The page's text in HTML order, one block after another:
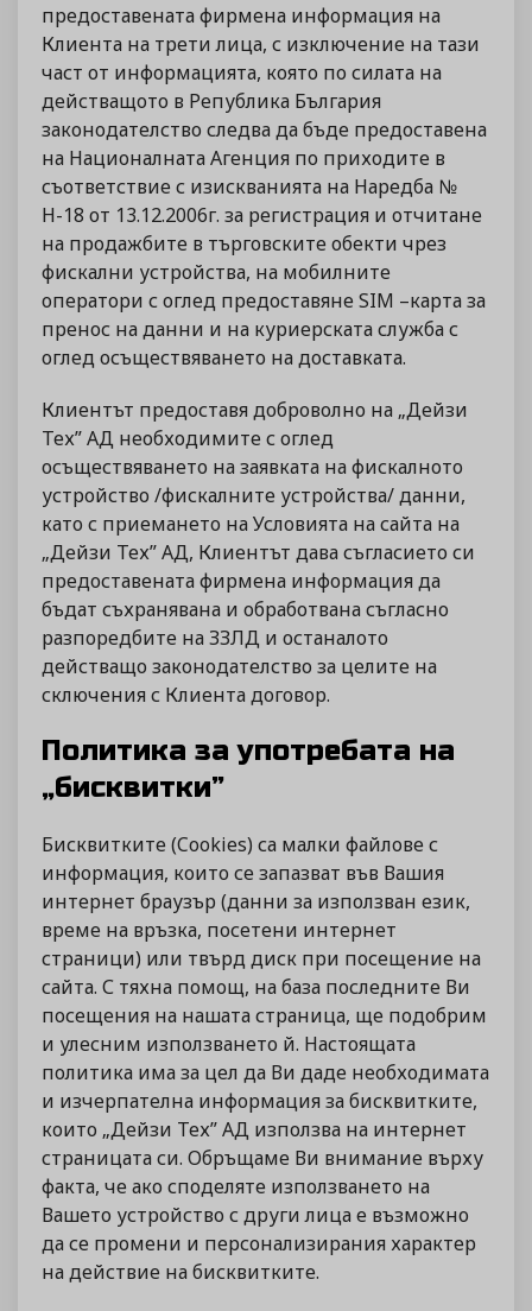
предоставената фирмена информация на
Клиента на трети лица, с изключение на тази
част от информацията, която по силата на
действащото в Република България
законодателство следва да бъде предоставена
на Националната Агенция по приходите в
съответствие с изискванията на Наредба №
Н-18 от 13.12.2006г. за регистрация и отчитане
на продажбите в търговските обекти чрез
фискални устройства, на мобилните
оператори с оглед предоставяне SIM –карта за
пренос на данни и на куриерската служба с
оглед осъществяването на доставката.
Клиентът предоставя доброволно на „Дейзи
Тех” АД необходимите с оглед
осъществяването на заявката на фискалното
устройство /фискалните устройства/ данни,
като с приемането на Условията на сайта на
„Дейзи Тех” АД, Клиентът дава съгласието си
предоставената фирмена информация да
бъдат съхранявана и обработвана съгласно
разпоредбите на ЗЗЛД и останалото
действащо законодателство за целите на
сключения с Клиента договор.
Политика за употребата на
„бисквитки”
Бисквитките (Cookies) са малки файлове с
информация, които се запазват във Вашия
интернет браузър (данни за използван език,
време на връзка, посетени интернет
страници) или твърд диск при посещение на
сайта. С тяхна помощ, на база последните Ви
посещения на нашата страница, ще подобрим
и улесним използването й. Настоящата
политика има за цел да Ви даде необходимата
и изчерпателна информация за бисквитките,
които „Дейзи Тех” АД използва на интернет
страницата си. Обръщаме Ви внимание върху
факта, че ако споделяте използването на
Вашето устройство с други лица е възможно
да се промени и персонализирания характер
на действие на бисквитките.